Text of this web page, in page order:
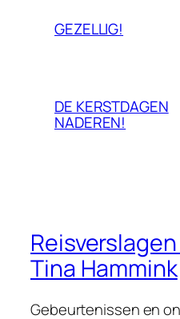
GEZELLIG!
DE KERSTDAGEN
NADEREN!
Tina Hammink
Gebeurtenissen en